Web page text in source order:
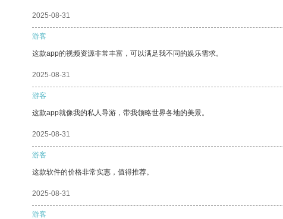
2025-08-31
游客
这款app的视频资源非常丰富，可以满足我不同的娱乐需求。
2025-08-31
游客
这款app就像我的私人导游，带我领略世界各地的美景。
2025-08-31
游客
这款软件的价格非常实惠，值得推荐。
2025-08-31
游客